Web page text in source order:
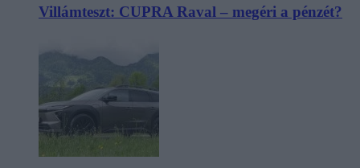
Villámteszt: CUPRA Raval – megéri a pénzét?